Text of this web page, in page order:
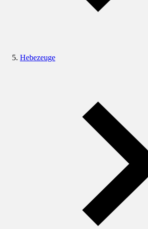
Hebezeuge